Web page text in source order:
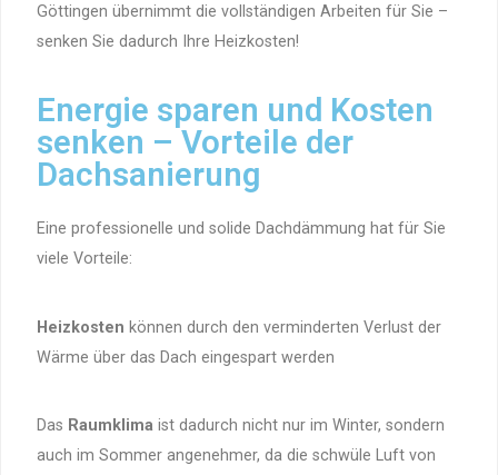
Göttingen übernimmt die vollständigen Arbeiten für Sie –
senken Sie dadurch Ihre Heizkosten!
Energie sparen und Kosten
senken – Vorteile der
Dachsanierung
Eine professionelle und solide Dachdämmung hat für Sie
viele Vorteile:
Heizkosten können durch den verminderten Verlust der
Wärme über das Dach eingespart werden
Das Raumklimaist dadurch nicht nur im Winter, sondern
auch im Sommer angenehmer, da die schwüle Luft von